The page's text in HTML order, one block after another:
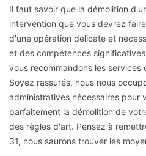
Il faut savoir que la démolition
intervention que vous devrez
d'une opération délicate et
et des compétences
vous recommandons les services
Soyez rassurés, nous nous
administratives nécessaires pour
parfaitement la démolition de
des règles d'art. Pensez à
31, nous saurons trouver les